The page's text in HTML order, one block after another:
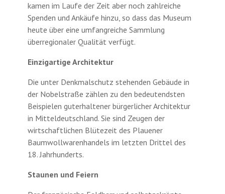
kamen im Laufe der Zeit aber noch zahlreiche
Spenden und Ankäufe hinzu, so dass das Museum
heute über eine umfangreiche Sammlung
überregionaler Qualität verfügt.
Einzigartige Architektur
Die unter Denkmalschutz stehenden Gebäude in
der Nobelstraße zählen zu den bedeutendsten
Beispielen guterhaltener bürgerlicher Architektur
in Mitteldeutschland. Sie sind Zeugen der
wirtschaftlichen Blütezeit des Plauener
Baumwollwarenhandels im letzten Drittel des
18. Jahrhunderts.
Staunen und Feiern